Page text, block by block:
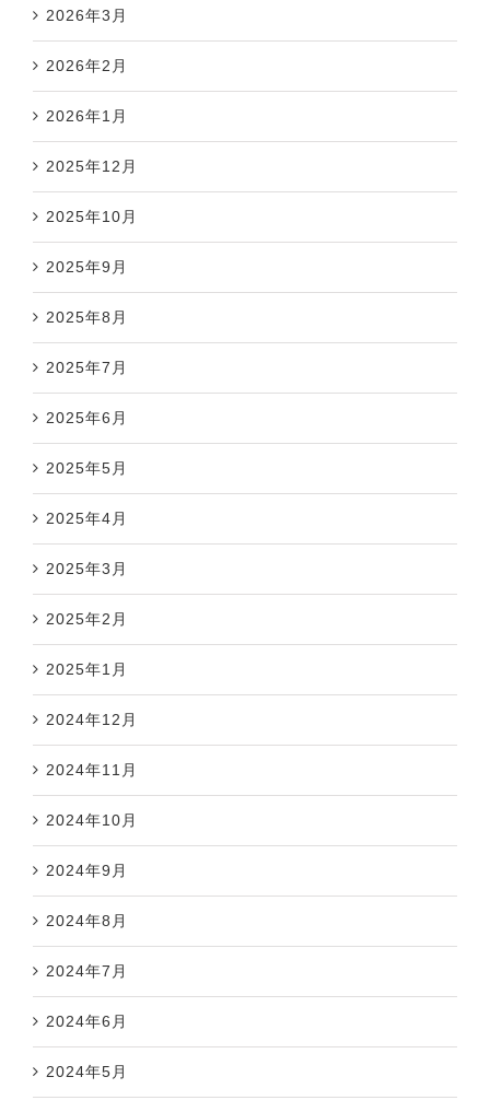
2026年3月
2026年2月
2026年1月
2025年12月
2025年10月
2025年9月
2025年8月
2025年7月
2025年6月
2025年5月
2025年4月
2025年3月
2025年2月
2025年1月
2024年12月
2024年11月
2024年10月
2024年9月
2024年8月
2024年7月
2024年6月
2024年5月